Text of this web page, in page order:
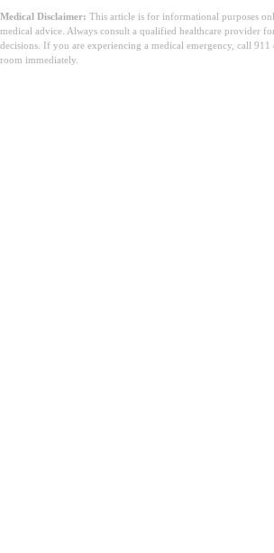
Medical Disclaimer: This article is for informational purposes
medical advice. Always consult a qualified healthcare provider
decisions. If you are experiencing a medical emergency, call 911
room immediately.